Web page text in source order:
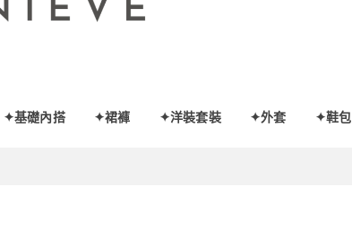
✦基礎內搭 ✦裙褲 ✦洋裝套裝 ✦外套 ✦鞋包